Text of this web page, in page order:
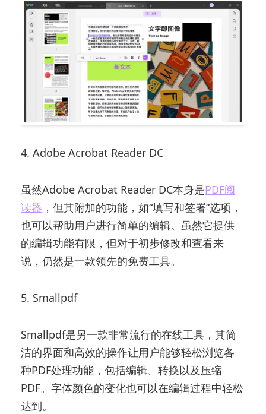
4. Adobe Acrobat Reader DC
虽然Adobe Acrobat Reader DC本身是PDF阅
读器 ，但其附加的功能，如“填写和签署”选项，
也可以帮助用户进行简单的编辑。虽然它提供
的编辑功能有限，但对于初步修改和查看来
说，仍然是一款领先的免费工具。
5. Smallpdf
Smallpdf是另一款非常流行的在线工具，其简
洁的界面和高效的操作让用户能够轻松浏览各
种PDF处理功能，包括编辑、转换以及压缩
PDF。字体颜色的变化也可以在编辑过程中轻松
达到。